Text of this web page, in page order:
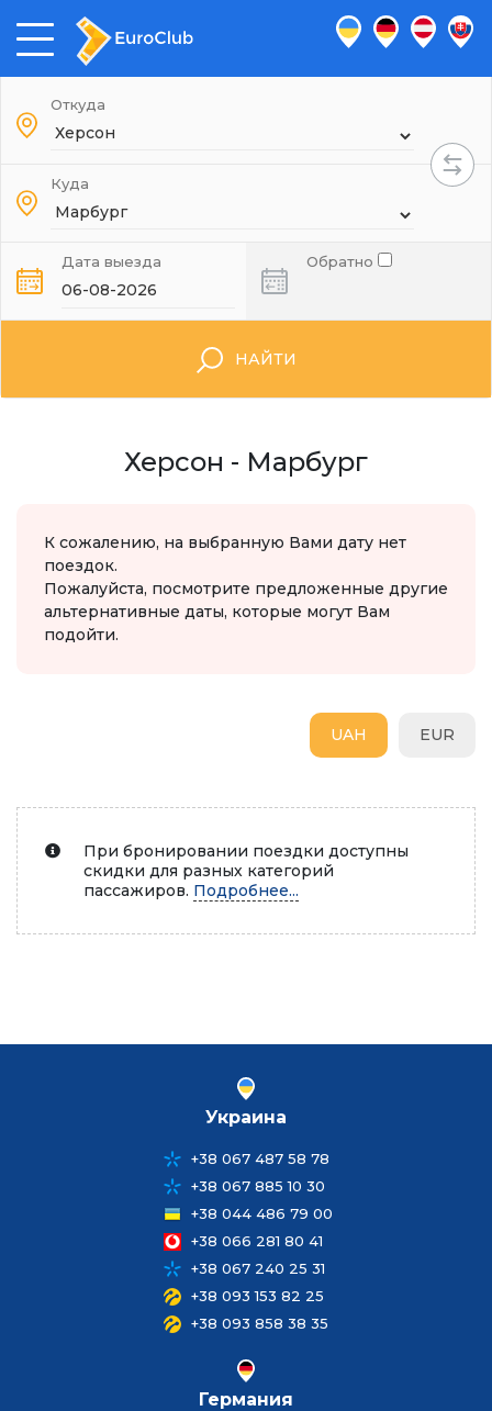
Откуда
Куда
Дата выезда Обратно
НАЙТИ
Херсон - Марбург
К сожалению, на выбранную Вами дату нет
поездок.
Пожалуйста, посмотрите предложенные другие
альтернативные даты, которые могут Вам
подойти.
EUR
UAH
При бронировании поездки доступны
скидки для разных категорий
пассажиров. Подробнее...
Украина
+38 067 487 58 78
+38 067 885 10 30
+38 044 486 79 00
+38 066 281 80 41
+38 067 240 25 31
+38 093 153 82 25
+38 093 858 38 35
Германия